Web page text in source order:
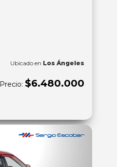
Ubicado en Los Ángeles
Precio: $6.480.000